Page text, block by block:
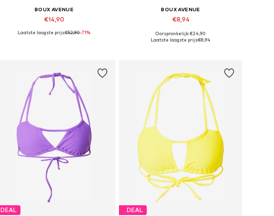
BOUX AVENUE
€14,90
Beschikbare maten: 70 DD, 75 DD
Laatste laagste prijs:€52,90-71%
BOUX AVENUE
€8,94
Beschikbare maten: XS, S
Oorspronkelijk: €24,90
Laatste laagste prijs:€8,94
DEAL DEAL